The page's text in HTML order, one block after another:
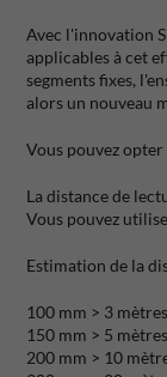
Avec l'innovation
applicables à cet
segments fixes,
alors un nouveau
Vous pouvez
La distance de
Vous pouvez
Estimation de la
100 mm > 3 mètres
150 mm > 5 mètres
200 mm > 10